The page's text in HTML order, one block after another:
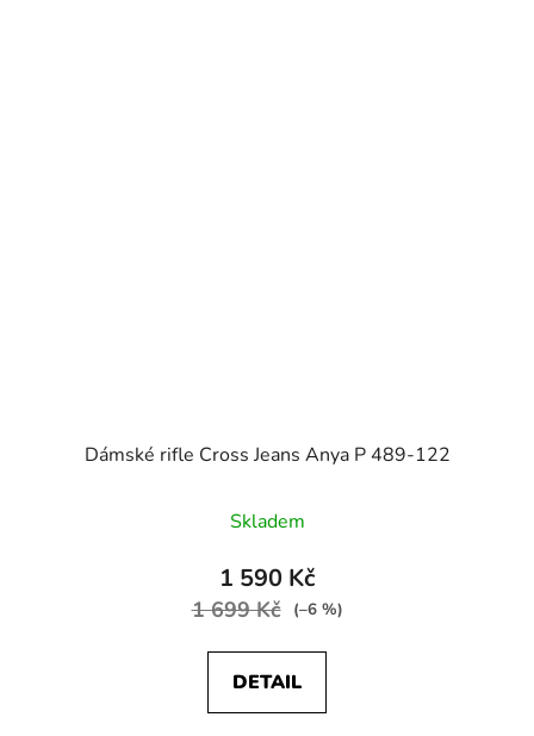
Dámské rifle Cross Jeans Anya P 489-122
Skladem
1 590 Kč
1 699 Kč (–6 %)
DETAIL